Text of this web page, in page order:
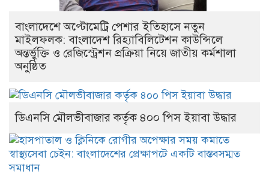
বাংলাদেশে অপ্টোমেট্রি পেশার ইতিহাসে নতুন
মাইলফলক: বাংলাদেশ রিহ্যাবিলিটেশন কাউন্সিলে
অন্তর্ভুক্তি ও রেজিস্ট্রেশন প্রক্রিয়া নিয়ে জাতীয় কর্মশালা
অনুষ্ঠিত
ডিএনসি মৌলভীবাজার কর্তৃক ৪০০ পিস ইয়াবা উদ্ধার